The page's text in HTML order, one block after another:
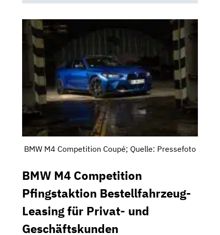
BMW M4 Competition Coupé; Quelle: Pressefoto
BMW M4 Competition
Pfingstaktion Bestellfahrzeug-
Leasing für Privat- und
Geschäftskunden